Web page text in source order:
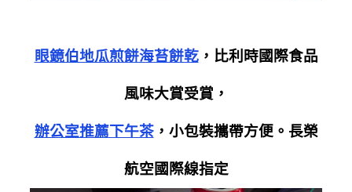
眼鏡伯地瓜煎餅海苔餅乾，比利時國際食品
風味大賞受賞，
辦公室推薦下午茶，小包裝攜帶方便。長榮
航空國際線指定